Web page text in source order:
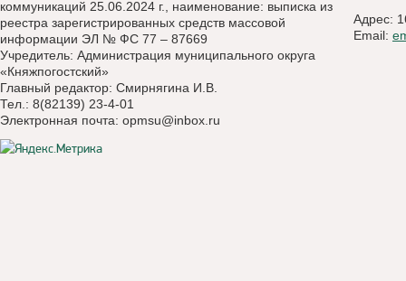
коммуникаций 25.06.2024 г., наименование: выписка из
реестра зарегистрированных средств массовой
информации ЭЛ № ФС 77 – 87669
Учредитель: Администрация муниципального округа
«Княжпогостский»
Главный редактор: Смирнягина И.В.
Тел.: 8(82139) 23-4-01
Электронная почта: opmsu@inbox.ru
Адрес:
Email: